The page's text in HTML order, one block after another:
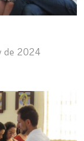
de 2024